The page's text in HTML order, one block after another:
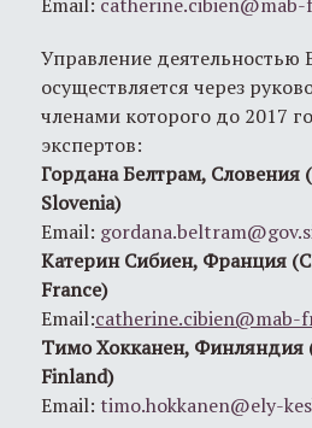
Управление деятельностью
осуществляется через
членами которого до 2017
экспертов:
Гордана Белтрам, Словения
Slovenia)
Email:
Катерин Сибиен, Франция
France)
Email:catherine.cibien@mab-
Тимо Хокканен, Финляндия
Finland)
Email: timo.hokkanen@ely-